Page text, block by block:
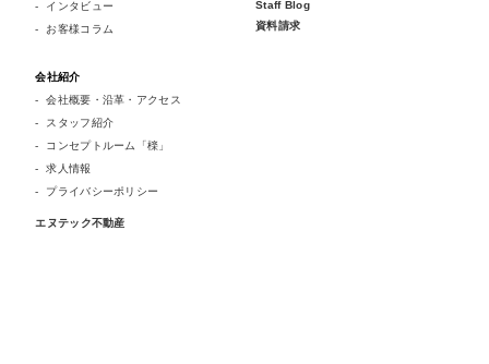
インタビュー
お客様コラム
Staff Blog
資料請求
会社紹介
会社概要・沿革・アクセス
スタッフ紹介
コンセプトルーム「檪」
求人情報
プライバシーポリシー
エヌテック不動産